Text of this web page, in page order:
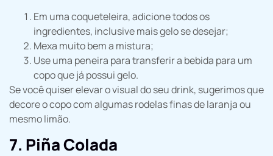
Em uma coqueteleira, adicione todos os
ingredientes, inclusive mais gelo se desejar;
Mexa muito bem a mistura;
Use uma peneira para transferir a bebida para um
copo que já possui gelo.
Se você quiser elevar o visual do seu drink, sugerimos que
decore o copo com algumas rodelas finas de laranja ou
mesmo limão.
7. Piña Colada